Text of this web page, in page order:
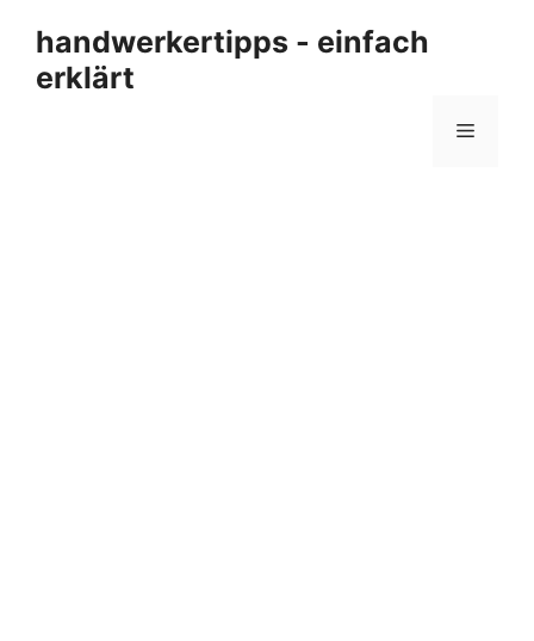
Inhalt
springen
handwerkertipps - einfach
erklärt
Menü